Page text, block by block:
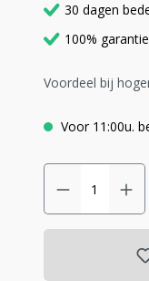
30 dagen
100% garantie
Voordeel bij
Voor 11:00u.